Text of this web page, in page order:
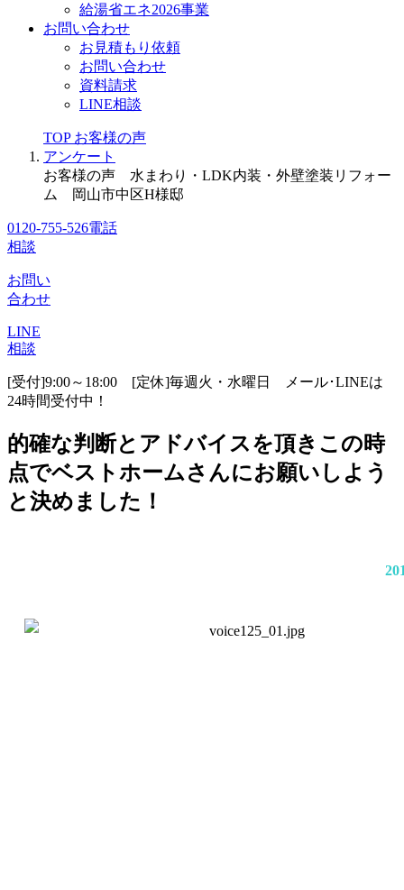
給湯省エネ2026事業
お問い合わせ
お見積もり依頼
お問い合わせ
資料請求
LINE相談
TOP お客様の声
アンケート
お客様の声 水まわり・LDK内装・外壁塗装リフォー
ム 岡山市中区H様邸
0120-755-526電話
相談
お問い
合わせ
LINE
相談
[受付]9:00～18:00 [定休]毎週火・水曜日
メール･LINEは
24時間受付中！
的確な判断とアドバイスを頂きこの時
点でベストホームさんにお願いしよう
と決めました！